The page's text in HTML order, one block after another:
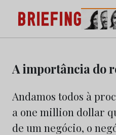
content
Briefing: Todas as
Marketing e da
A importância do
Andamos todos à
a one million dollar
de um negócio, o